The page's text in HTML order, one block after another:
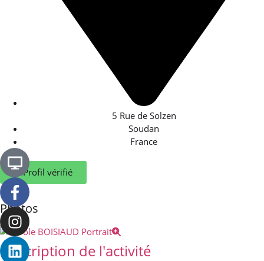
5 Rue de Solzen
Soudan
France
Profil vérifié
Photos
Description de l'activité